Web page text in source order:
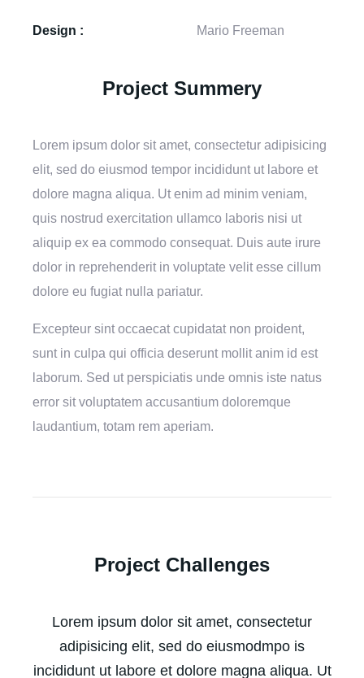
Design : Mario Freeman
Project Summery
Lorem ipsum dolor sit amet, consectetur adipisicing
elit, sed do eiusmod tempor incididunt ut labore et
dolore magna aliqua. Ut enim ad minim veniam,
quis nostrud exercitation ullamco laboris nisi ut
aliquip ex ea commodo consequat. Duis aute irure
dolor in reprehenderit in voluptate velit esse cillum
dolore eu fugiat nulla pariatur.
Excepteur sint occaecat cupidatat non proident,
sunt in culpa qui officia deserunt mollit anim id est
laborum. Sed ut perspiciatis unde omnis iste natus
error sit voluptatem accusantium doloremque
laudantium, totam rem aperiam.
Project Challenges
Lorem ipsum dolor sit amet, consectetur
adipisicing elit, sed do eiusmodmpo is
incididunt ut labore et dolore magna aliqua. Ut